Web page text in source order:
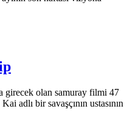
girecek olan samuray filmi 47
adlı bir savaşçının ustasının